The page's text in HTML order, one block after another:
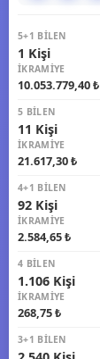
5+1 BILEN
1 Kişi
İKRAMIYE
10.053.779,40 ₺
5 BILEN
11 Kişi
İKRAMIYE
21.617,30 ₺
4+1 BILEN
92 Kişi
İKRAMIYE
2.584,65 ₺
4 BILEN
1.106 Kişi
İKRAMIYE
268,75 ₺
3+1 BILEN